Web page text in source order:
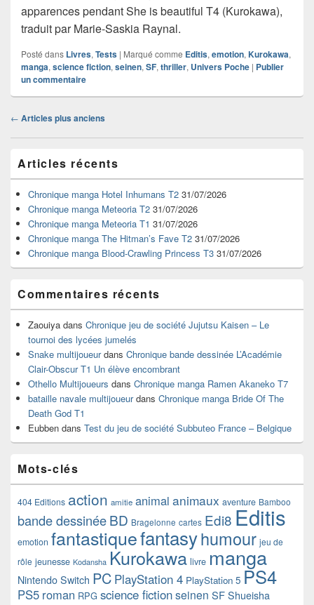
apparences pendant She is beautiful T4 (Kurokawa),
traduit par Marie-Saskia Raynal.
Posté dans Livres,Tests | Marqué comme Editis,emotion,Kurokawa,
manga,science fiction,seinen,SF,thriller, Univers Poche | Publier
un commentaire
Navigation
articles
← Articles plus anciens
principale
de
widget
pour
barre
latérale
Articles récents
Chronique manga Hotel Inhumans T2 31/07/2026
Chronique manga Meteoria T2 31/07/2026
Chronique manga Meteoria T1 31/07/2026
Chronique manga The Hitman’s Fave T2 31/07/2026
Chronique manga Blood-Crawling Princess T3 31/07/2026
Commentaires récents
Zaouiya dans Chronique jeu de société Jujutsu Kaisen – Le
tournoi des lycées jumelés
Snake multijoueurdans Chronique bande dessinée L’Académie
Clair-Obscur T1 Un élève encombrant
Othello Multijoueurs dans Chronique manga Ramen Akaneko T7
bataille navale multijoueurdans Chronique manga Bride Of The
Death God T1
Eubben dans Test du jeu de société Subbuteo France – Belgique
Mots-clés
404 Editions action amitie animal animaux aventure Bamboo
bande dessinéeBD Bragelonne cartes Edi8 Editis
emotion fantastiquefantasyhumour jeu de
rôle jeunesse Kodansha Kurokawa livre manga
Nintendo Switch PC PlayStation 4 PlayStation 5 PS4
PS5 roman RPG science fictionseinen SF Shueisha